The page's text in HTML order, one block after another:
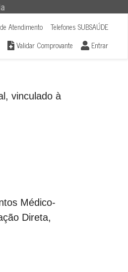
Atendimento
Telefones SUBSAÚDE
Validar Comprovante
Entrar
vinculado à
Médico-
Direta,